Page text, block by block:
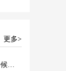
更多>
！